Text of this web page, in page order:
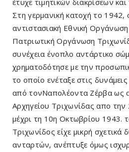
έτυχε τιμητικών διακρίσεων
Στη γερμανική κατοχή το 1942,
αντιστασιακή Εθνική
Πατριωτική Οργάνωση
συνέχεια ένοπλο αντάρτικο
χρηματοδότησε με την
το οποίο ενέταξε στις
από τονΝαπολέοντα Ζέρβα ως
Αρχηγείου Τριχωνίδας απο
μέχρι τη 10η Οκτωβρίου 1943.
Τριχωνίδος είχε μικρή
ανταρτών, ανέπτυξε όμως